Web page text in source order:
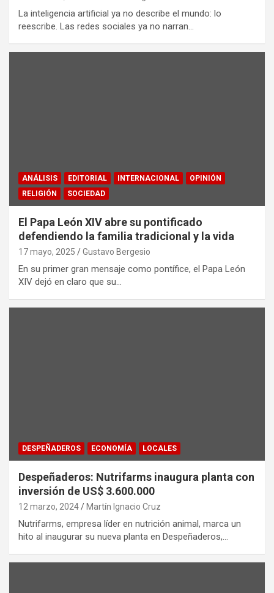
La inteligencia artificial ya no describe el mundo: lo
reescribe. Las redes sociales ya no narran…
ANÁLISIS EDITORIAL INTERNACIONAL
OPINIÓN
RELIGIÓN
SOCIEDAD
El Papa León XIV abre su pontificado
defendiendo la familia tradicional y la vida
17 mayo, 2025 Gustavo Bergesio
En su primer gran mensaje como pontífice, el Papa León
XIV dejó en claro que su…
DESPEÑADEROS ECONOMÍA LOCALES
Despeñaderos: Nutrifarms inaugura planta con
inversión de US$ 3.600.000
12 marzo, 2024 Martín Ignacio Cruz
Nutrifarms, empresa líder en nutrición animal, marca un
hito al inaugurar su nueva planta en Despeñaderos,…